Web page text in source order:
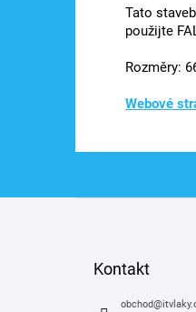
Tato
použijte
Rozměry:
Webové
Kontakt
obchod@